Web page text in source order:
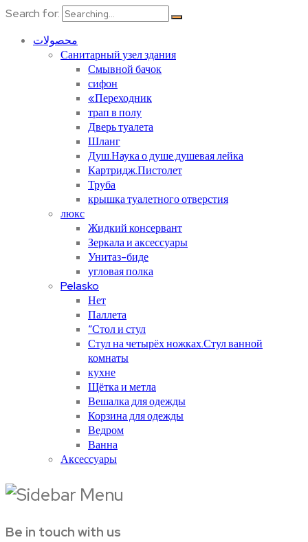
Search for:
محصولات
Санитарный узел здания
Смывной бачок
сифон
«Переходник
трап в полу
Дверь туалета
Шланг
Душ.Наука о душе.душевая лейка
Картридж.Пистолет
Труба
крышка туалетного отверстия
люкс
Жидкий консервант
Зеркала и аксессуары
Унитаз-биде
угловая полка
Pelasko
Нет
Паллета
“Стол и стул
Стул на четырёх ножках.Стул ванной
комнаты
кухне
Щётка и метла
Вешалка для одежды
Корзина для одежды
Ведром
Ванна
Аксессуары
Be in touch with us